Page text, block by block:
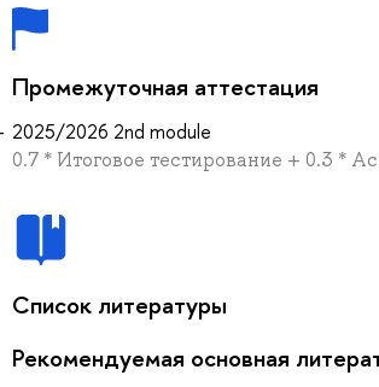
Промежуточная аттестация
2025/2026 2nd module
0.7 * Итоговое тестирование + 0.3 *
Список литературы
Рекомендуемая основная